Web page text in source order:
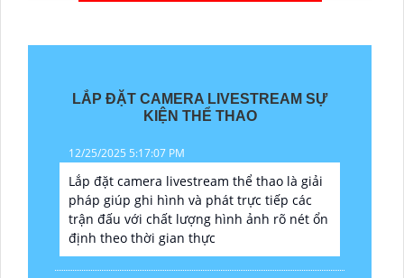
LẮP ĐẶT CAMERA LIVESTREAM SỰ
KIỆN THỂ THAO
12/25/2025 5:17:07 PM
Lắp đặt camera livestream thể thao là giải
pháp giúp ghi hình và phát trực tiếp các
trận đấu với chất lượng hình ảnh rõ nét ổn
định theo thời gian thực